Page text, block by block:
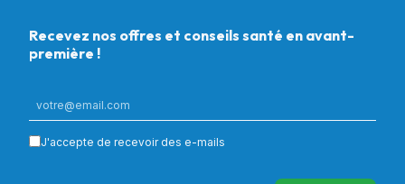
Recevez nos offres et conseils santé en avant-
première !
J'accepte de recevoir des e-mails